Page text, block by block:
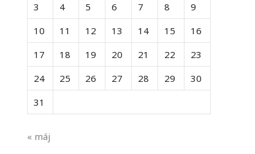
3
4 5 6 7 8
9
10
11 12 13 14 15
16
17
18 19 20 21 22
23
24
25 26 27 28 29
30
31
« máj